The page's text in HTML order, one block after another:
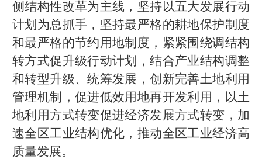
侧结构性改革为主线，坚持以五大发展行动
计划为总抓手，坚持最严格的耕地保护制度
和最严格的节约用地制度，紧紧围绕调结构
转方式促升级行动计划，结合产业结构调整
和转型升级、统筹发展，创新完善土地利用
管理机制，促进低效用地再开发利用，以土
地利用方式转变促进经济发展方式转变，加
速全区工业结构优化，推动全区工业经济高
质量发展。